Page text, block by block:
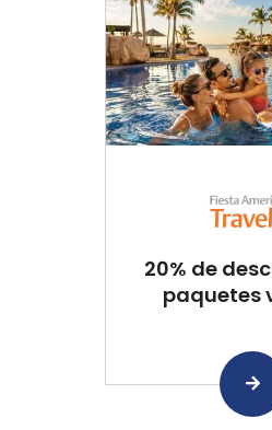
20% de
paquetes